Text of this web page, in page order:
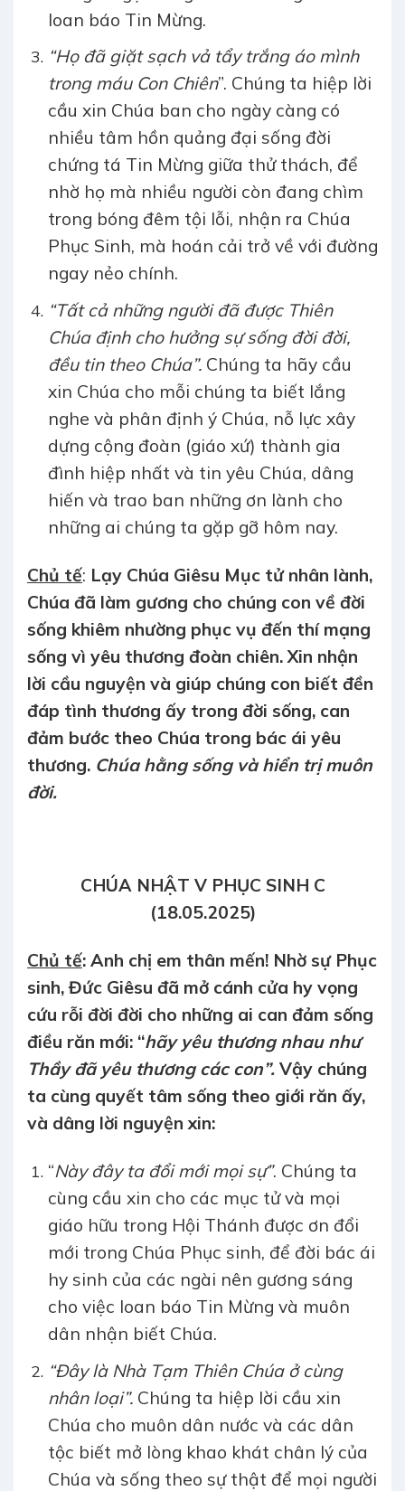
loan báo Tin Mừng.
“Họ đã giặt sạch vả tẩy trắng áo mình
trong máu Con Chiên”. Chúng ta hiệp lời
cầu xin Chúa ban cho ngày càng có
nhiều tâm hồn quảng đại sống đời
chứng tá Tin Mừng giữa thử thách, để
nhờ họ mà nhiều người còn đang chìm
trong bóng đêm tội lỗi, nhận ra Chúa
Phục Sinh, mà hoán cải trở về với đường
ngay nẻo chính.
“Tất cả những người đã được Thiên
Chúa định cho hưởng sự sống đời đời,
đều tin theo Chúa”.Chúng ta hãy cầu
xin Chúa cho mỗi chúng ta biết lắng
nghe và phân định ý Chúa, nỗ lực xây
dựng cộng đoàn (giáo xứ) thành gia
đình hiệp nhất và tin yêu Chúa, dâng
hiến và trao ban những ơn lành cho
những ai chúng ta gặp gỡ hôm nay.
Chủ tế: Lạy Chúa Giêsu Mục tử nhân lành,
Chúa đã làm gương cho chúng con về đời
sống khiêm nhường phục vụ đến thí mạng
sống vì yêu thương đoàn chiên. Xin nhận
lời cầu nguyện và giúp chúng con biết đền
đáp tình thương ấy trong đời sống, can
đảm bước theo Chúa trong bác ái yêu
thương. Chúa hằng sống và hiển trị muôn
đời.
CHÚA NHẬT V PHỤC SINH C
(18.05.2025)
Chủ tế: Anh chị em thân mến! Nhờ sự Phục
sinh, Đức Giêsu đã mở cánh cửa hy vọng
cứu rỗi đời đời cho những ai can đảm sống
điều răn mới: “hãy yêu thương nhau như
Thầy đã yêu thương các con”. Vậy chúng
ta cùng quyết tâm sống theo giới răn ấy,
và dâng lời nguyện xin:
“Này đây ta đổi mới mọi sự”. Chúng ta
cùng cầu xin cho các mục tử và mọi
giáo hữu trong Hội Thánh được ơn đổi
mới trong Chúa Phục sinh, để đời bác ái
hy sinh của các ngài nên gương sáng
cho việc loan báo Tin Mừng và muôn
dân nhận biết Chúa.
“Đây là Nhà Tạm Thiên Chúa ở cùng
nhân loại”.Chúng ta hiệp lời cầu xin
Chúa cho muôn dân nước và các dân
tộc biết mở lòng khao khát chân lý của
Chúa và sống theo sự thật để mọi người